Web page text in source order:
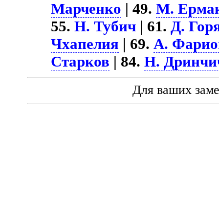
Марченко | 49.М.
55.Н. Тубич | 61.Д.
Чхапелия | 69.А.
Старков | 84.Н.
Для ваших